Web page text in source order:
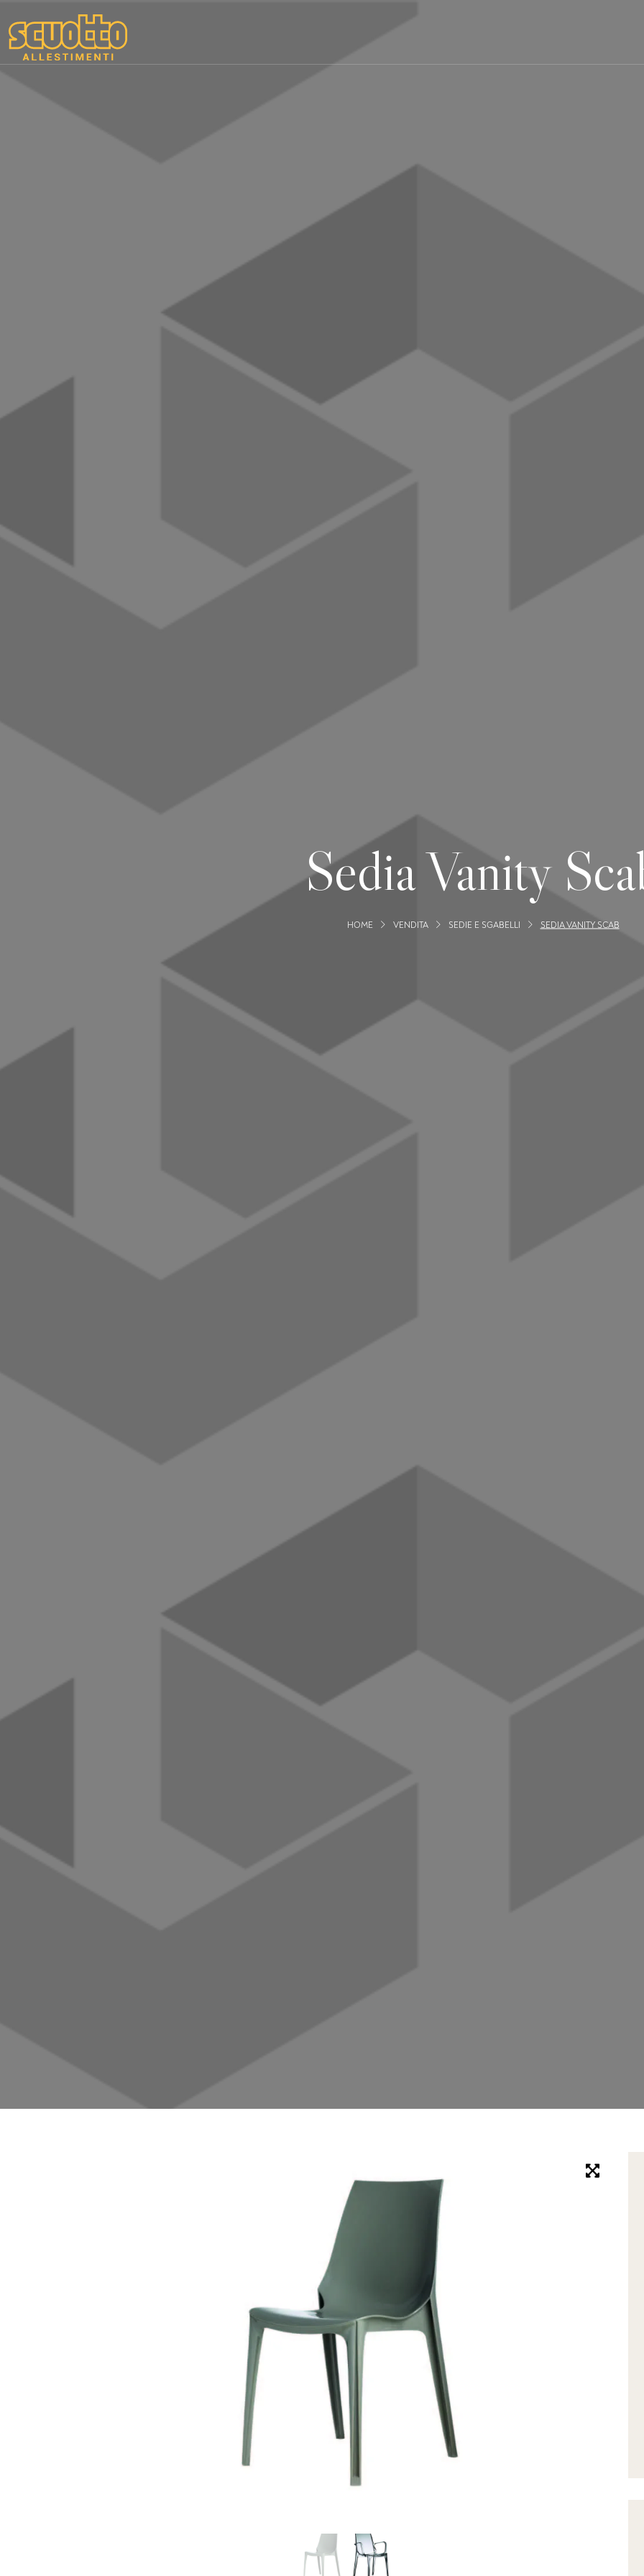
Sedia Vanity
HOME VENDITA SEDIE E SGABELLI SEDIA VANITY SCAB